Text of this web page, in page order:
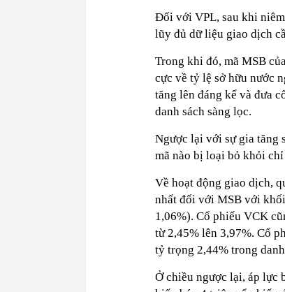
21:20
Miền
Đối với VPL, sau khi
lũy đủ dữ liệu giao dịch
Trong khi đó, mã MSB
cực về tỷ lệ sở hữu nước
tăng lên đáng kể và đưa
danh sách sàng lọc.
Ngược lại với sự gia tăng
mã nào bị loại bỏ khỏi
Về hoạt động giao dịch,
nhất đối với MSB với
1,06%). Cổ phiếu VCK
từ 2,45% lên 3,97%. Cổ
tỷ trọng 2,44% trong
Ở chiều ngược lại, áp lực